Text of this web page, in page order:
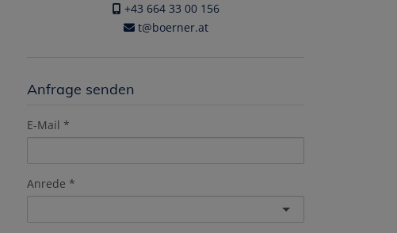
+43 664 33 00 156
t@boerner.at
Anfrage senden
E-Mail
Anrede